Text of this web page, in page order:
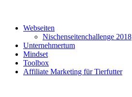
Webseiten
Nischenseitenchallenge 2018
Unternehmertum
Mindset
Toolbox
Affiliate Marketing für Tierfutter